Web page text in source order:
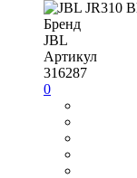
Бренд
JBL
Артикул
316287
0